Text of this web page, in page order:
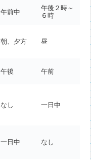
午前中
午後２時～
６時
朝、夕方 昼
午後 午前
なし 一日中
一日中 なし